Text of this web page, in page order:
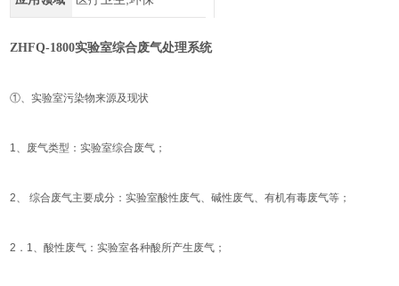
ZHFQ-1800实验室综合废气处理系统
①、实验室污染物来源及现状
1、废气类型：实验室综合废气；
2、 综合废气主要成分：实验室酸性废气、碱性废气、有机有毒废气等；
2．1、酸性废气：实验室各种酸所产生废气；